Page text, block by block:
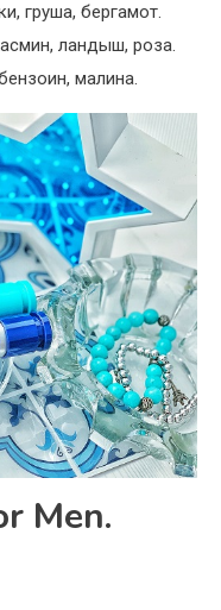
груша, бергамот.
ландыш, роза.
малина.
Men.